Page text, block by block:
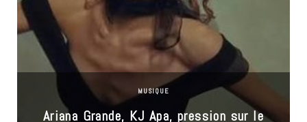
MUSIQUE
Ariana Grande, KJ Apa, pression sur le